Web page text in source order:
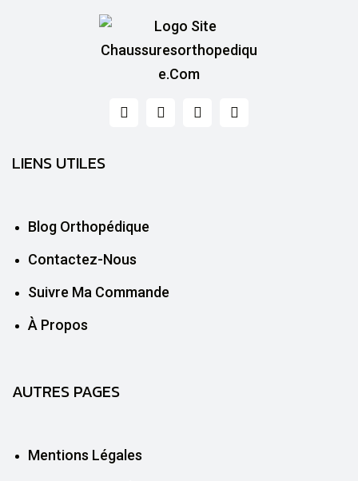
LIENS UTILES
Blog Orthopédique
Contactez-Nous
Suivre Ma Commande
À Propos
AUTRES PAGES
Mentions Légales